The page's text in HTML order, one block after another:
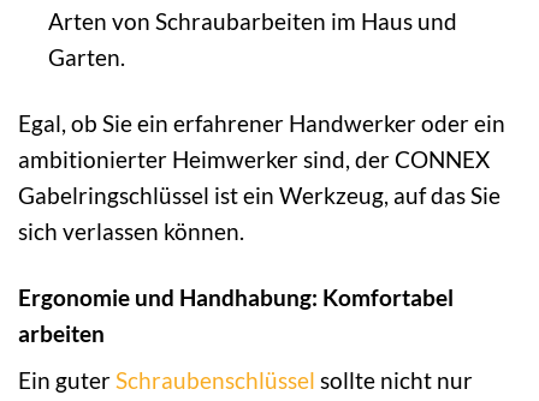
Arten von Schraubarbeiten im Haus und
Garten.
Egal, ob Sie ein erfahrener Handwerker oder ein
ambitionierter Heimwerker sind, der CONNEX
Gabelringschlüssel ist ein Werkzeug, auf das Sie
sich verlassen können.
Ergonomie und Handhabung: Komfortabel
arbeiten
Ein guterSchraubenschlüssel sollte nicht nur